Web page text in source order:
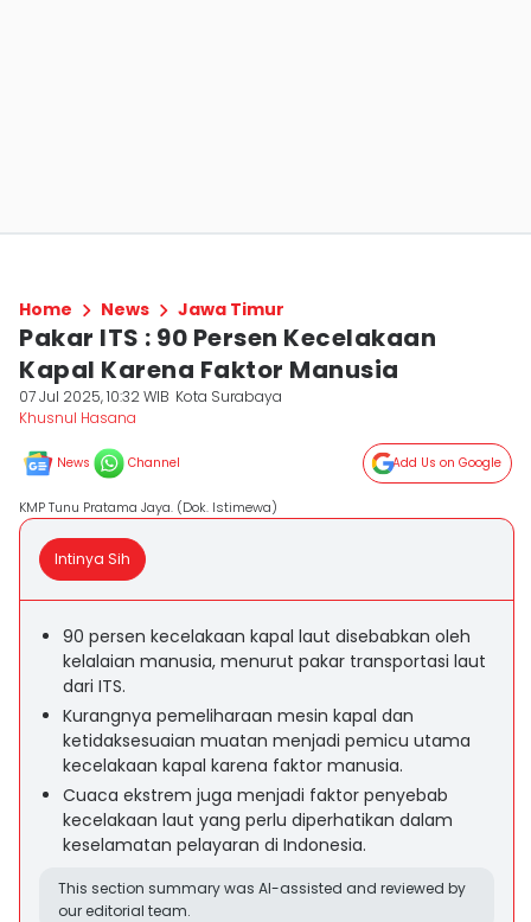
Home News Jawa Timur
Pakar ITS : 90 Persen Kecelakaan
Kapal Karena Faktor Manusia
07 Jul 2025, 10:32 WIB Kota Surabaya
Khusnul Hasana
News Channel Add Us on Google
KMP Tunu Pratama Jaya. (Dok. Istimewa)
Intinya Sih
90 persen kecelakaan kapal laut disebabkan oleh
kelalaian manusia, menurut pakar transportasi laut
dari ITS.
Kurangnya pemeliharaan mesin kapal dan
ketidaksesuaian muatan menjadi pemicu utama
kecelakaan kapal karena faktor manusia.
Cuaca ekstrem juga menjadi faktor penyebab
kecelakaan laut yang perlu diperhatikan dalam
keselamatan pelayaran di Indonesia.
This section summary was AI-assisted and reviewed by
our editorial team.